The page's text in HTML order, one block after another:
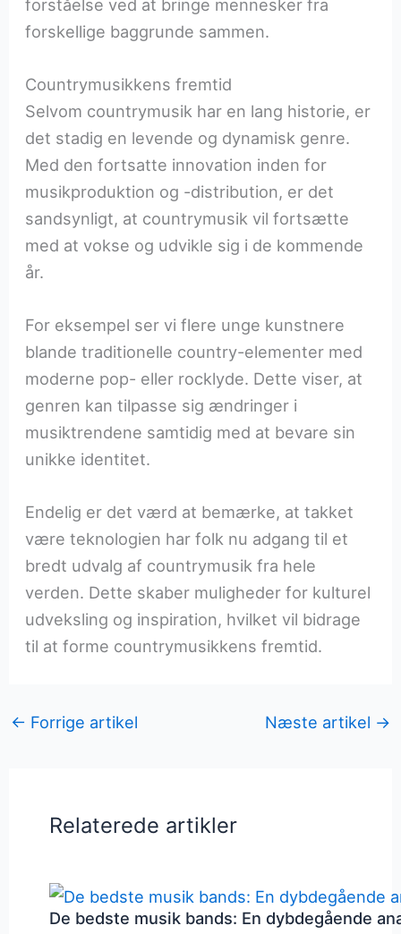
forståelse ved at bringe mennesker fra
forskellige baggrunde sammen.
Countrymusikkens fremtid
Selvom countrymusik har en lang historie, er
det stadig en levende og dynamisk genre.
Med den fortsatte innovation inden for
musikproduktion og -distribution, er det
sandsynligt, at countrymusik vil fortsætte
med at vokse og udvikle sig i de kommende
år.
For eksempel ser vi flere unge kunstnere
blande traditionelle country-elementer med
moderne pop- eller rocklyde. Dette viser, at
genren kan tilpasse sig ændringer i
musiktrendene samtidig med at bevare sin
unikke identitet.
Endelig er det værd at bemærke, at takket
være teknologien har folk nu adgang til et
bredt udvalg af countrymusik fra hele
verden. Dette skaber muligheder for kulturel
udveksling og inspiration, hvilket vil bidrage
til at forme countrymusikkens fremtid.
← Forrige artikel Næste artikel →
Relaterede artikler
De bedste musik bands: En dybdegående